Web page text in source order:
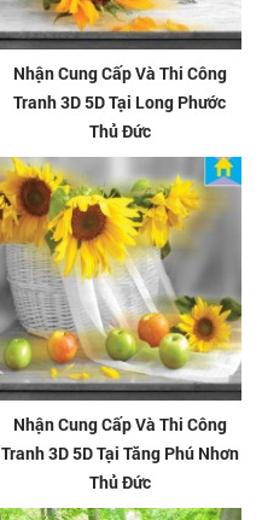
Nhận Cung Cấp Và Thi Công
Tranh 3D 5D Tại Long Phước
Thủ Đức
Nhận Cung Cấp Và Thi Công
Tranh 3D 5D Tại Tăng Phú Nhơn
Thủ Đức